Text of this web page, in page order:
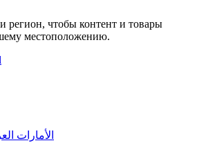
регион, чтобы контент и товары
местоположению.
الأمارات